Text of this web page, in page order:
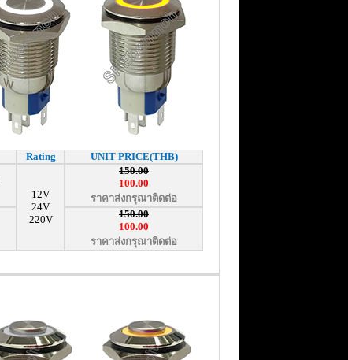
Rating UNIT PRICE(THB)
12V
24V
220V
150.00
100.00
ราคาส่งกรุณาติดต่อ
150.00
100.00
ราคาส่งกรุณาติดต่อ